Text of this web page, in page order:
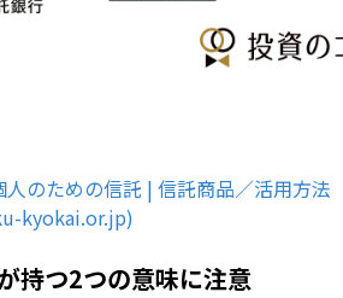
のための信託 | 信託商品／活用方法
kyokai.or.jp)
持つ2つの意味に注意